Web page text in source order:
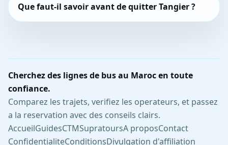
Que faut-il savoir avant de quitter Tangier ?
Cherchez des lignes de bus au Maroc en toute
confiance.
Comparez les trajets, verifiez les operateurs, et passez
a la reservation avec des conseils clairs.
AccueilGuidesCTMSupratoursA proposContact
ConfidentialiteConditionsDivulgation d'affiliation